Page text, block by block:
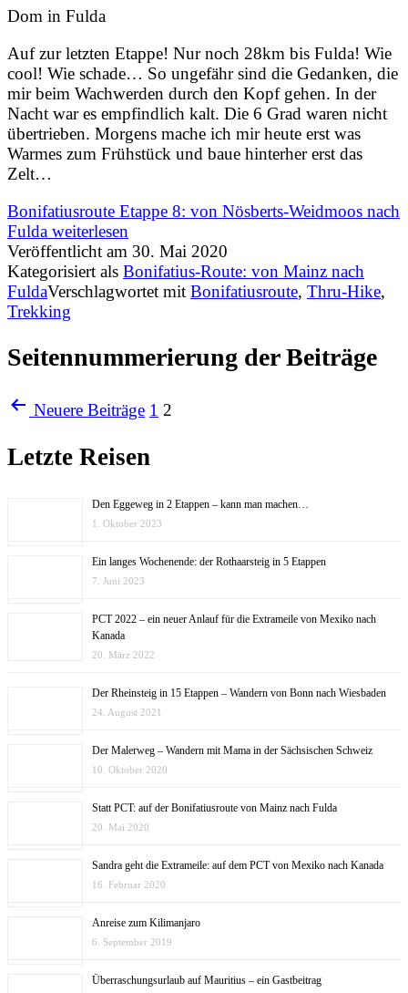
Dom in Fulda
Auf zur letzten Etappe! Nur noch 28km bis Fulda! Wie
cool! Wie schade… So ungefähr sind die Gedanken, die
mir beim Wachwerden durch den Kopf gehen. In der
Nacht war es empfindlich kalt. Die 6 Grad waren nicht
übertrieben. Morgens mache ich mir heute erst was
Warmes zum Frühstück und baue hinterher erst das
Zelt…
Bonifatiusroute Etappe 8: von Nösberts-Weidmoos nach
Fulda weiterlesen
Veröffentlicht am 30. Mai 2020
Kategorisiert als Bonifatius-Route: von Mainz nach
FuldaVerschlagwortet mit Bonifatiusroute, Thru-Hike,
Trekking
Seitennummerierung der Beiträge
Neuere Beiträge 1 2
Letzte Reisen
Den Eggeweg in 2 Etappen – kann man machen…
1. Oktober 2023
Ein langes Wochenende: der Rothaarsteig in 5 Etappen
7. Juni 2023
PCT 2022 – ein neuer Anlauf für die Extrameile von Mexiko nach
Kanada
20. März 2022
Der Rheinsteig in 15 Etappen – Wandern von Bonn nach Wiesbaden
24. August 2021
Der Malerweg – Wandern mit Mama in der Sächsischen Schweiz
10. Oktober 2020
Statt PCT: auf der Bonifatiusroute von Mainz nach Fulda
20. Mai 2020
Sandra geht die Extrameile: auf dem PCT von Mexiko nach Kanada
16. Februar 2020
Anreise zum Kilimanjaro
6. September 2019
Überraschungsurlaub auf Mauritius – ein Gastbeitrag